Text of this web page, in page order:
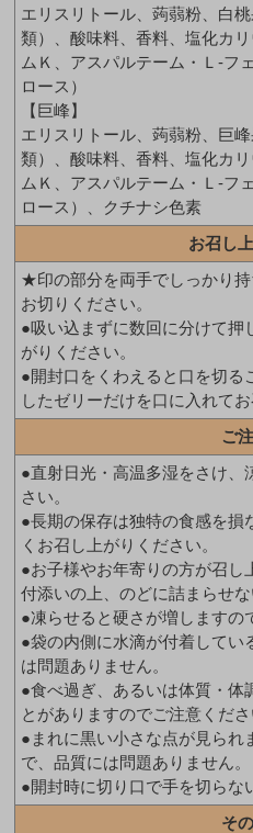
エリスリトール、蒟蒻粉、白
類）、酸味料、香料、塩化カ
ムＫ、アスパルテーム・Ｌ-フ
ロース）
【巨峰】
エリスリトール、蒟蒻粉、巨
類）、酸味料、香料、塩化カ
ムＫ、アスパルテーム・Ｌ-フ
ロース）、クチナシ色素
お召し
★印の部分を両手でしっかり
お切りください。
●吸い込まずに数回に分けて押
がりください。
●開封口をくわえると口を切る
したゼリーだけを口に入れて
ご
●直射日光・高温多湿をさけ、
さい。
●長期の保存は独特の食感を損
くお召し上がりください。
●お子様やお年寄りの方が召し
付添いの上、のどに詰まらせな
●凍らせると硬さが増しますの
●袋の内側に水滴が付着してい
は問題ありません。
●食べ過ぎ、あるいは体質・体
とがありますのでご注意くださ
●まれに黒い小さな点が見られ
で、品質には問題ありません。
●開封時に切り口で手を切らな
そ